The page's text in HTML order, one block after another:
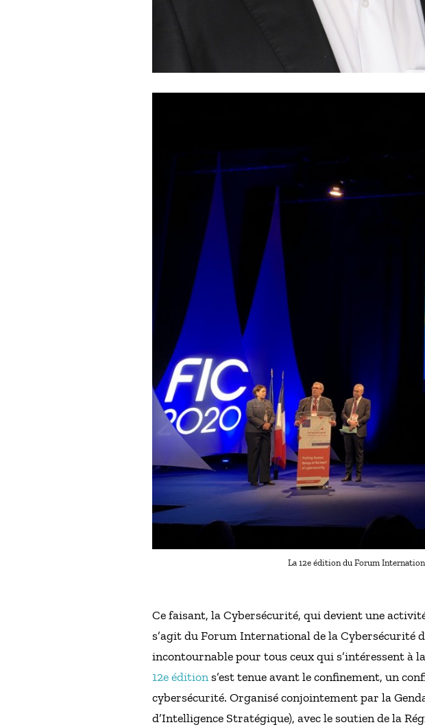
La 12e édition du Forum
Ce faisant, la Cybersécurité, qui devient une
s’agit du Forum International de la Cybersécurité
incontournable pour tous ceux qui s’intéressent à
12e éditions’est tenue avant le confinement, un
cybersécurité. Organisé conjointement par la
d’Intelligence Stratégique), avec le soutien de la